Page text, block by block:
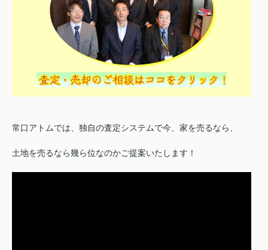
常口アトムでは、独自の査定システムで今、家を売るなら、
土地を売るなら幾ら位なのかご提案いたします！